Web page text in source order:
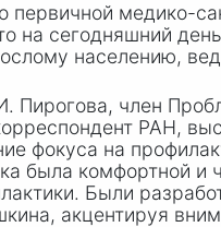
первичной медико-
сегодняшний
населению,
Пирогова, член
РАН,
на
была комфортной и
Были
, акцентируя